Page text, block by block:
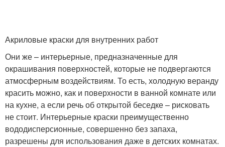
Акриловые краски для внутренних работ
Они же – интерьерные, предназначенные для
окрашивания поверхностей, которые не подвергаются
атмосферным воздействиям. То есть, холодную веранду
красить можно, как и поверхности в ванной комнате или
на кухне, а если речь об открытой беседке – рисковать
не стоит. Интерьерные краски преимущественно
вододисперсионные, совершенно без запаха,
разрешены для использования даже в детских комнатах.